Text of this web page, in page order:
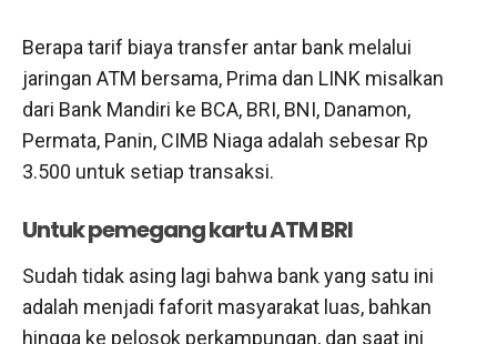
Berapa tarif biaya transfer antar bank melalui
jaringan ATM bersama, Prima dan LINK misalkan
dari Bank Mandiri ke BCA, BRI, BNI, Danamon,
Permata, Panin, CIMB Niaga adalah sebesar Rp
3.500 untuk setiap transaksi.
Untuk pemegang kartu ATM BRI
Sudah tidak asing lagi bahwa bank yang satu ini
adalah menjadi faforit masyarakat luas, bahkan
hingga ke pelosok perkampungan, dan saat ini